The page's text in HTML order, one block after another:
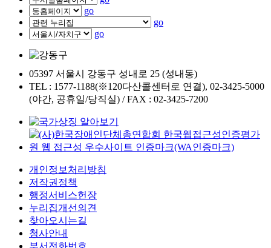
go
go
go
05397 서울시 강동구 성내로 25 (성내동)
TEL : 1577-1188(※120다산콜센터로 연결), 02-3425-5000
(야간, 공휴일/당직실) / FAX : 02-3425-7200
개인정보처리방침
저작권정책
행정서비스헌장
누리집개선의견
찾아오시는길
청사안내
부서전화번호